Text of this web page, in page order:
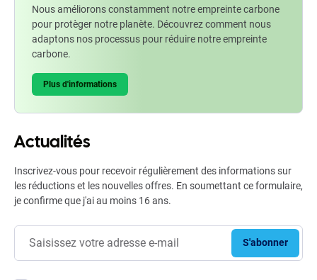
Nous améliorons constamment notre empreinte carbone
pour protèger notre planète. Découvrez comment nous
adaptons nos processus pour réduire notre empreinte
carbone.
Plus d'informations
Actualités
Inscrivez-vous pour recevoir régulièrement des informations sur
les réductions et les nouvelles offres. En soumettant ce formulaire,
je confirme que j'ai au moins 16 ans.
S'abonner